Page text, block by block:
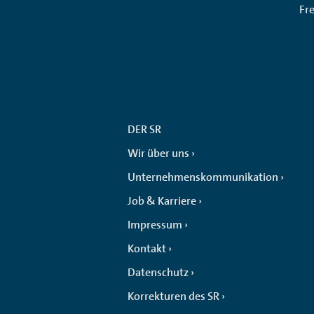
DER SR
Wir über uns
Unternehmenskommunikation
Job & Karriere
Impressum
Kontakt
Datenschutz
Korrekturen des SR